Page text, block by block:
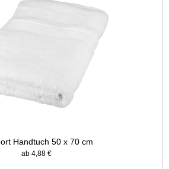
Handtuch 50 x 70 cm
ab 4,88 €